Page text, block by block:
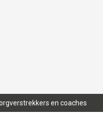
en coaches